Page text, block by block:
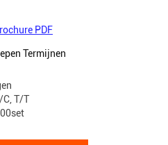
PDF
Termijnen
T/T